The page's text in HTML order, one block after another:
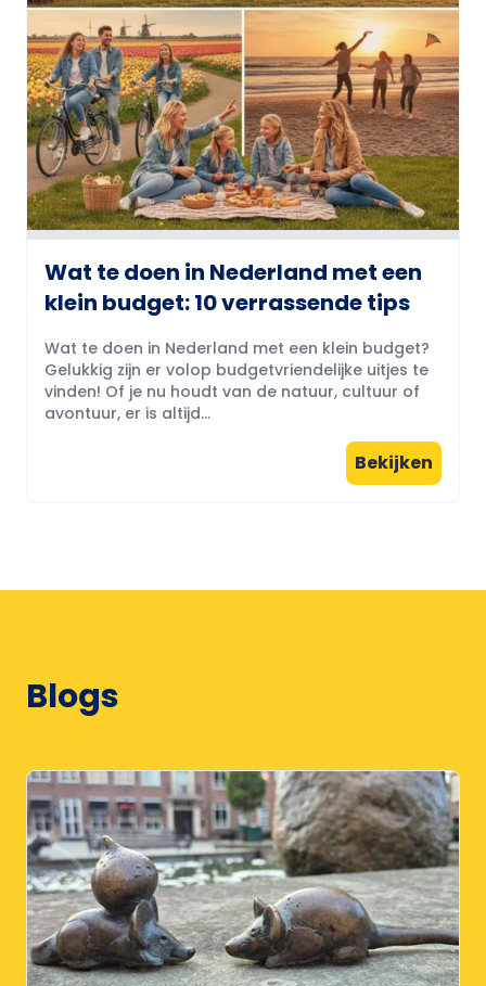
Wat te doen in Nederland met een
klein budget: 10 verrassende tips
Wat te doen in Nederland met een klein budget?
Gelukkig zijn er volop budgetvriendelijke uitjes te
vinden! Of je nu houdt van de natuur, cultuur of
avontuur, er is altijd...
Bekijken
Blogs